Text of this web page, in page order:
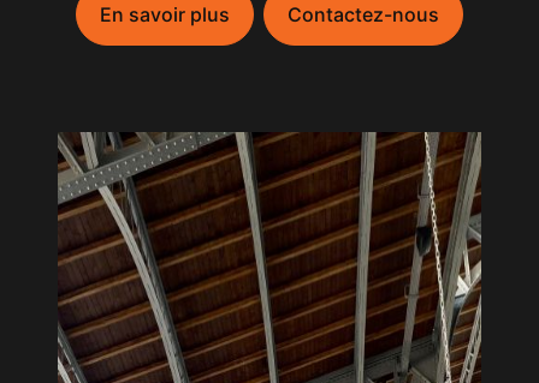
En savoir plus Contactez-nous